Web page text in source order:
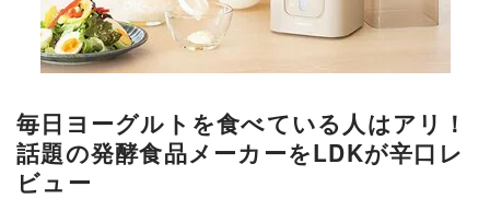
毎日ヨーグルトを食べている人はアリ！
話題の発酵食品メーカーをLDKが辛口レ
ビュー